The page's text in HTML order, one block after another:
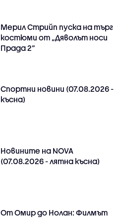
Мерил Стрийп пуска на търг
костюми от „Дяволът носи
Прада 2“
Спортни новини (07.08.2026 -
късна)
Новините на NOVA
(07.08.2026 - лятна късна)
От Омир до Нолан: Филмът